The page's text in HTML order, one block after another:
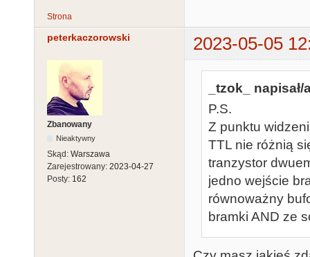
Strona
peterkaczorowski 2023-05-05
Zbanowany
Nieaktywny
Skąd: Warszawa
Zarejestrowany: 2023-04-27
Posty: 162
_tzok_ napisał/
P.S.
Z punktu
TTL nie różnią
tranzystor
jedno wejście
równoważny
bramki AND ze